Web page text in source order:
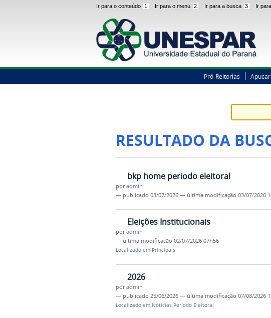
Ir para o conteúdo 1 Ir para o menu 2 Ir para a busca 3 Ir
Pró-Reitorias
RESULTADO DA
bkp home periodo eleitoral
poradmin
— publicado 03/07/2026 — última modificação 03/07/2026
Eleições Institucionais
poradmin
— última modificação 02/07/2026 07h56
Localizado em Principais
2026
poradmin
— publicado 25/06/2026 — última modificação 07/08/2026
Localizado em Noticias Período Eleitoral